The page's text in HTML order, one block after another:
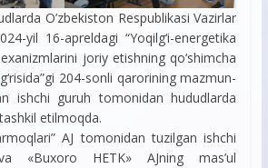
O’zbekiston Respublikasi Vazirlar
yil 16-apreldagi “Yoqilg‘i-energetika
joriy etishning qo‘shimcha
204-sonli qarorining mazmun-
ishchi guruh tomonidan hududlarda
etilmoqda.
AJ tomonidan tuzilgan ishchi
«Buxoro HETK» AJning mas’ul